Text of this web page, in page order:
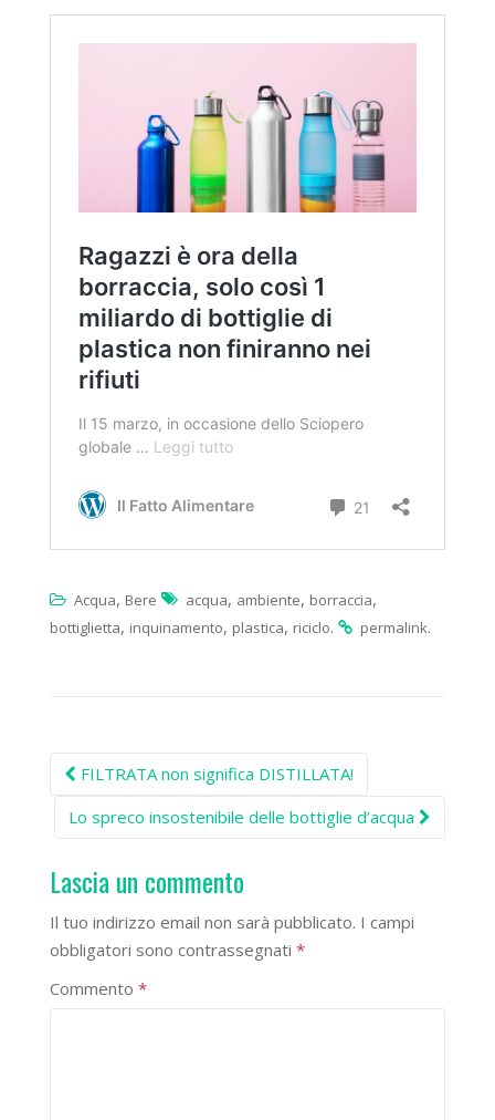
Acqua, Bere acqua, ambiente, borraccia,
bottiglietta, inquinamento, plastica, riciclo. permalink.
Post
navigation
FILTRATA non significa DISTILLATA!
Lo spreco insostenibile delle bottiglie d’acqua
Lascia un commento
Il tuo indirizzo email non sarà pubblicato. I campi
obbligatori sono contrassegnati *
Commento *